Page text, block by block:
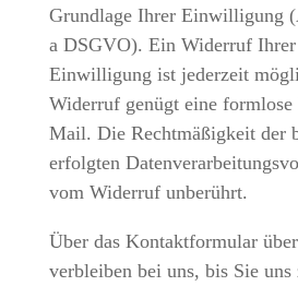
Grundlage Ihrer Einwilligung
a DSGVO). Ein Widerruf
Einwilligung ist jederzeit
Widerruf genügt eine
Mail. Die Rechtmäßigkeit der
erfolgten
vom Widerruf unberührt.
Über das Kontaktformular
verbleiben bei uns, bis Sie uns